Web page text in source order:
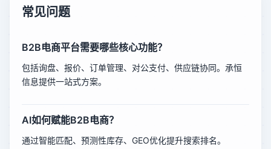
常见问题
B2B电商平台需要哪些核心功能？
包括询盘、报价、订单管理、对公支付、供应链协同。承恒
信息提供一站式方案。
AI如何赋能B2B电商？
通过智能匹配、预测性库存、GEO优化提升搜索排名。